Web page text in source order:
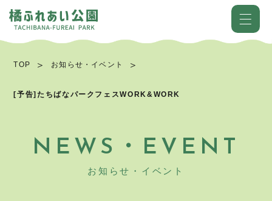
TOP お知らせ・イベント
[予告]たちばなパークフェスWORK&WORK
NEWS・EVENT
お知らせ・イベント